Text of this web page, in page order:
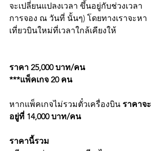
จะเปลี่ยนแปลงเวลา ขึ้นอยู่กับช่วงเวลา
การจอง ณ วันที่ นั้นๆ) โดยทางเราจะหา
เที่ยวบินใหม่ที่เวลาใกล้เคียงให้
ราคา 25,000 บาท/คน
***แพ็คเกจ 20 คน
หากแพ็คเกจไม่รวมตั๋วเครื่องบิน ราคาจะ
อยู่ที่ 14,000 บาท/คน
ราคานี้รวม